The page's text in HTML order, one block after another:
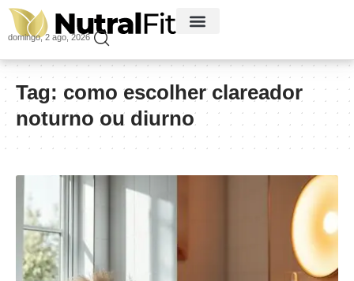
domingo, 2 ago, 2026
Tag: como escolher clareador
noturno ou diurno